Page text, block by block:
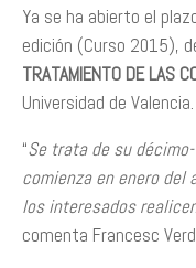
Ya se ha abierto el
edición (Curso 2015),
TRATAMIENTO DE LAS
Universidad de Valencia.
“Se trata de su
comienza en enero del
los interesados
comenta Francesc